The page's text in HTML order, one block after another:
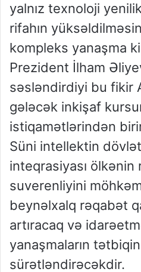
yalnız texnoloji
rifahın
kompleks yanaşma
Prezident İlham
səsləndirdiyi bu fikir
gələcək inkişaf
istiqamətlərindən
Süni intellektin
inteqrasiyası ölkənin
suverenliyini
beynəlxalq rəqabət
artıracaq və
yanaşmaların
sürətləndirəcəkdir.